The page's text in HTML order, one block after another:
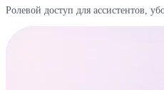
Ролевой доступ для ассистентов,